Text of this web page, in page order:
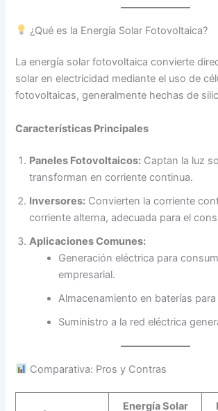
¿Qué es la Energía Solar Fotovoltaica?
La energía solar fotovoltaica convierte
solar en electricidad mediante el uso de
fotovoltaicas, generalmente hechas de
Características Principales
Paneles Fotovoltaicos: Captan la luz
transforman en corriente continua.
Inversores: Convierten la corriente
corriente alterna, adecuada para el
Aplicaciones Comunes:
Generación eléctrica para
empresarial.
Almacenamiento en baterías
Suministro a la red eléctrica
Comparativa: Pros y Contras
Energía Solar